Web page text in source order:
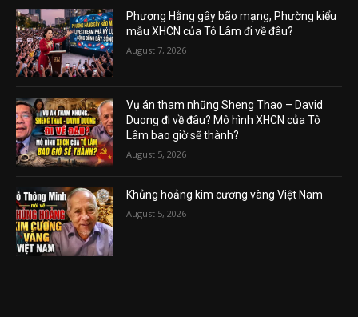
Phương Hằng gây bão mạng, Phường kiểu
mẫu XHCN của Tô Lâm đi về đâu?
August 7, 2026
Vụ án tham nhũng Sheng Thao – David
Duong đi về đâu? Mô hình XHCN của Tô
Lâm bao giờ sẽ thành?
August 5, 2026
Khủng hoảng kim cương vàng Việt Nam
August 5, 2026